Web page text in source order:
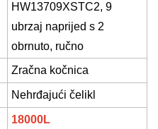
HW13709XSTC2, 9
ubrzaj naprijed s 2
obrnuto, ručno
Zračna kočnica
Nehrđajući čelik
18000L